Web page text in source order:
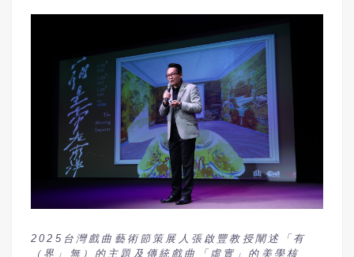
2025台灣戲曲藝術節策展人張啟豐教授闡述「有
（界」無）的主題及傳統戲曲「虛實」的美學核